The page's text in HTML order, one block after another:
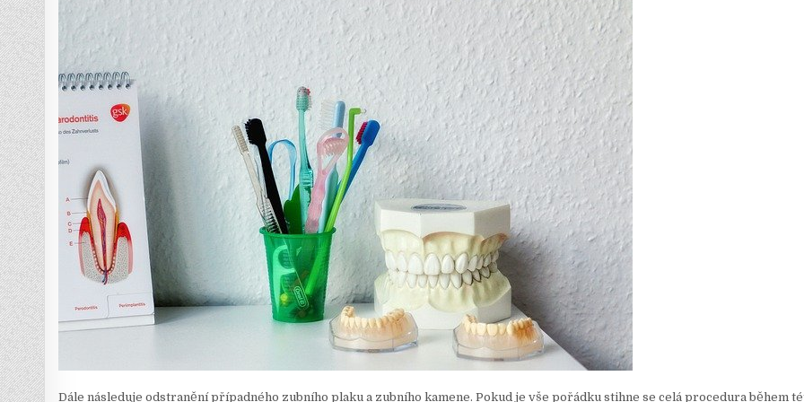
Dále následuje odstranění případného zubního plaku a zubního kamene. Pokud je vše pořádku stihne se celá procedura během